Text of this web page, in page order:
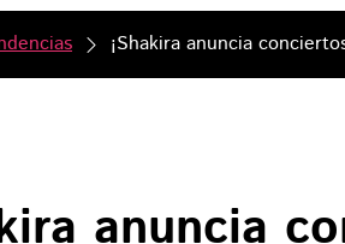
¡Shakira anuncia
anuncia